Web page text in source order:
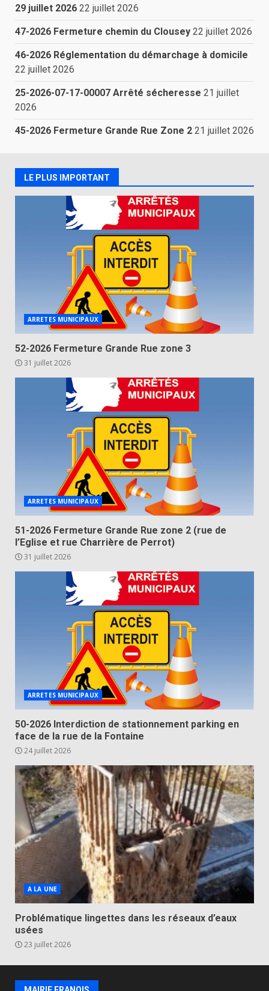
29 juillet 2026 22 juillet 2026
47-2026 Fermeture chemin du Clousey 22 juillet 2026
46-2026 Réglementation du démarchage à domicile
22 juillet 2026
25-2026-07-17-00007 Arrêté sécheresse 21 juillet
2026
45-2026 Fermeture Grande Rue Zone 2 21 juillet 2026
LE PLUS IMPORTANT
ARRETES MUNICIPAUX
52-2026 Fermeture Grande Rue zone 3
31 juillet 2026
ARRETES MUNICIPAUX
51-2026 Fermeture Grande Rue zone 2 (rue de
l’Eglise et rue Charrière de Perrot)
31 juillet 2026
ARRETES MUNICIPAUX
50-2026 Interdiction de stationnement parking en
face de la rue de la Fontaine
24 juillet 2026
A LA UNE
Problématique lingettes dans les réseaux d’eaux
usées
23 juillet 2026